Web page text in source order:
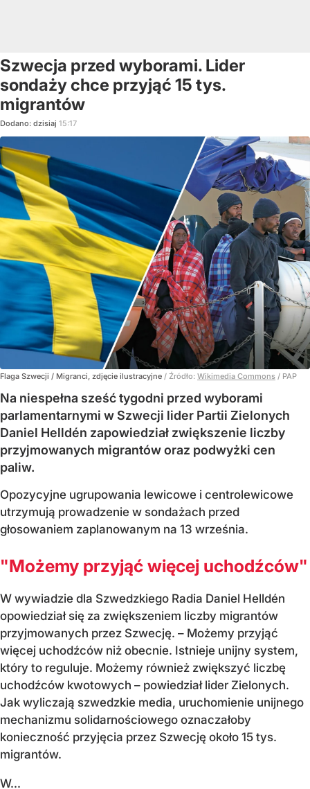
Szwecja przed wyborami. Lider
sondaży chce przyjąć 15 tys.
migrantów
Dodano: dzisiaj 15:17
Flaga Szwecji / Migranci, zdjęcie ilustracyjne / Źródło: Wikimedia Commons / PAP
Na niespełna sześć tygodni przed wyborami
parlamentarnymi w Szwecji lider Partii Zielonych
Daniel Helldén zapowiedział zwiększenie liczby
przyjmowanych migrantów oraz podwyżki cen
paliw.
Opozycyjne ugrupowania lewicowe i centrolewicowe
utrzymują prowadzenie w sondażach przed
głosowaniem zaplanowanym na 13 września.
"Możemy przyjąć więcej uchodźców"
W wywiadzie dla Szwedzkiego Radia Daniel Helldén
opowiedział się za zwiększeniem liczby migrantów
przyjmowanych przez Szwecję. – Możemy przyjąć
więcej uchodźców niż obecnie. Istnieje unijny system,
który to reguluje. Możemy również zwiększyć liczbę
uchodźców kwotowych – powiedział lider Zielonych.
Jak wyliczają szwedzkie media, uruchomienie unijnego
mechanizmu solidarnościowego oznaczałoby
konieczność przyjęcia przez Szwecję około 15 tys.
migrantów.
W...